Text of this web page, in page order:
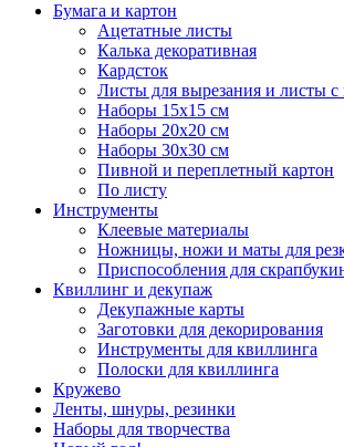
Бумага и картон
Ацетатные листы
Калька декоративная
Кардсток
Листы для вырезания и листы с
Наборы 15х15 см
Наборы 20х20 см
Наборы 30х30 см
Пивной и переплетный картон
По листу
Инструменты
Клеевые материалы
Ножницы, ножи и маты для
Приспособления для
Квиллинг и декупаж
Декупажные карты
Заготовки для декорирования
Инструменты для квиллинга
Полоски для квиллинга
Кружево
Ленты, шнуры, резинки
Наборы для творчества